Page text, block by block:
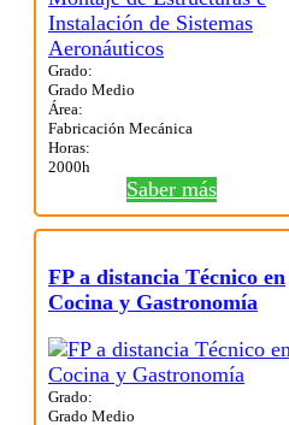
Grado:
Grado Medio
Área:
Fabricación Mecánica
Horas:
2000h
Saber más
FP a distancia Técnico en
Cocina y Gastronomía
Grado:
Grado Medio